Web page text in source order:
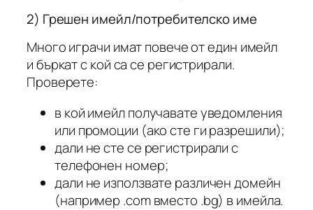
2) Грешен имейл/потребителско име
Много играчи имат повече от един имейл
и бъркат с кой са се регистрирали.
Проверете:
в кой имейл получавате уведомления
или промоции (ако сте ги разрешили);
дали не сте се регистрирали с
телефонен номер;
дали не използвате различен домейн
(например .com вместо .bg) в имейла.